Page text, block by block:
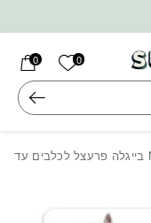
0 הרשימה
0
/ נילבון Nylabone בייגלה פרעצל לכלבים עד